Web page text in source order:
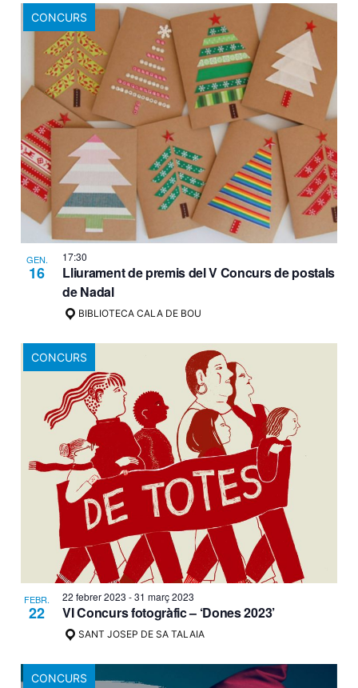
CONCURS
GEN.
16
17:30
Lliurament de premis del V Concurs de postals
de Nadal
BIBLIOTECA CALA DE BOU
CONCURS
FEBR.
22
22 febrer 2023 -31 març 2023
VI Concurs fotogràfic – ‘Dones 2023’
SANT JOSEP DE SA TALAIA
CONCURS